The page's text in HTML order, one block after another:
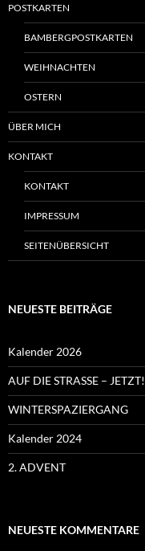
POSTKARTEN
BAMBERGPOSTKARTEN
WEIHNACHTEN
OSTERN
ÜBER MICH
KONTAKT
KONTAKT
IMPRESSUM
SEITENÜBERSICHT
NEUESTE BEITRÄGE
Kalender 2026
AUF DIE STRASSE – JETZT!
WINTERSPAZIERGANG
Kalender 2024
2. ADVENT
NEUESTE KOMMENTARE